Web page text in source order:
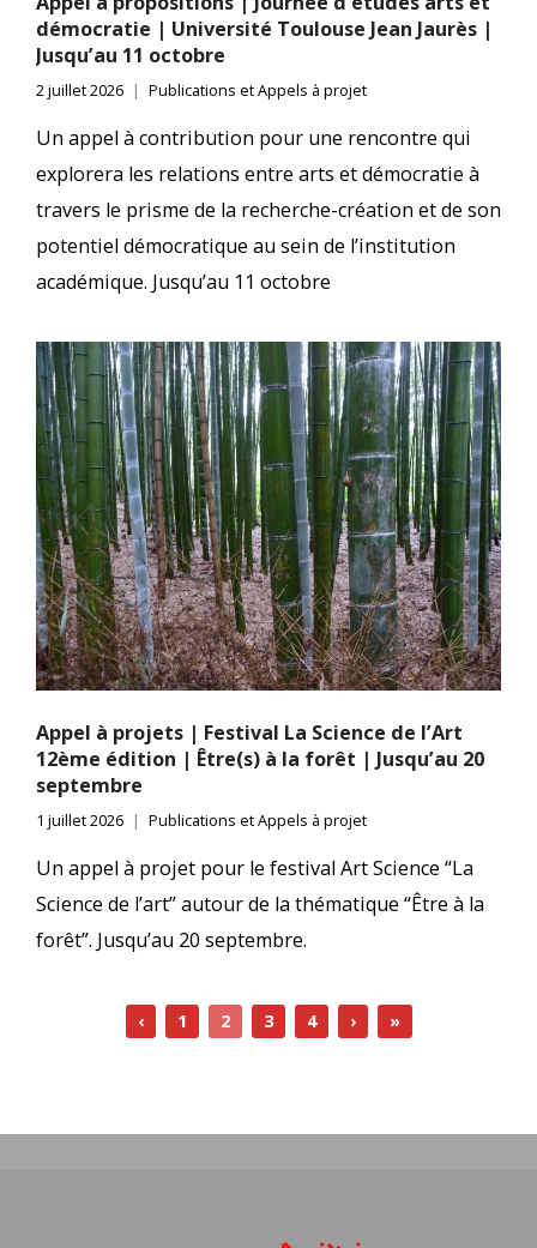
démocratie | Université Toulouse Jean Jaurès |
Jusqu’au 11 octobre
2 juillet 2026 Publications et Appels à projet
Un appel à contribution pour une rencontre qui
explorera les relations entre arts et démocratie à
travers le prisme de la recherche-création et de son
potentiel démocratique au sein de l’institution
académique. Jusqu’au 11 octobre
Appel à projets | Festival La Science de l’Art
12ème édition | Être(s) à la forêt | Jusqu’au 20
septembre
1 juillet 2026 Publications et Appels à projet
Un appel à projet pour le festival Art Science “La
Science de l’art” autour de la thématique “Être à la
forêt”. Jusqu’au 20 septembre.
‹ 1 2 3 4 › »